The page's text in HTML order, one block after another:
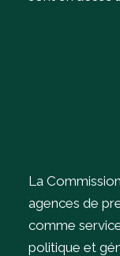
La
agences de
comme
politique et